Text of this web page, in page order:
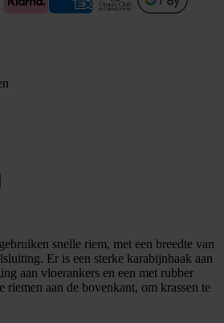
snelle riem, met een breedte van
Er is een sterke karabijnhaak aan
aan vloerankers en een met rubber
riemen aan de bovenkant, om krassen te